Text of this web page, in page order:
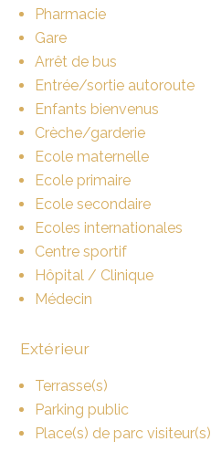
Pharmacie
Gare
Arrêt de bus
Entrée/sortie autoroute
Enfants bienvenus
Crèche/garderie
Ecole maternelle
Ecole primaire
Ecole secondaire
Ecoles internationales
Centre sportif
Hôpital / Clinique
Médecin
Extérieur
Terrasse(s)
Parking public
Place(s) de parc visiteur(s)